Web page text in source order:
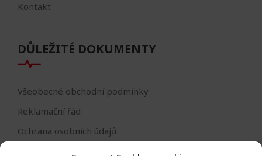
Kontakt
DŮLEŽITÉ DOKUMENTY
Všeobecné obchodní podmínky
Reklamační řád
Ochrana osobních údajů